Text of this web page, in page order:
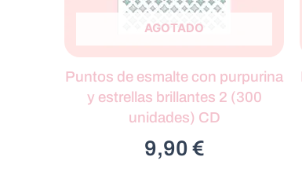
AGOTADO
Puntos de esmalte con purpurina
y estrellas brillantes 2 (300
unidades) CD
9,90 €